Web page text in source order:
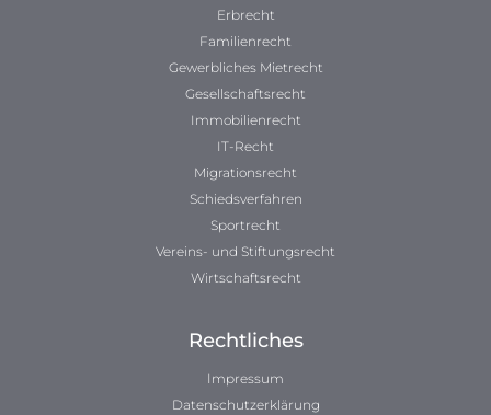
Erbrecht
Familienrecht
Gewerbliches Mietrecht
Gesellschaftsrecht
Immobilienrecht
IT-Recht
Migrationsrecht
Schiedsverfahren
Sportrecht
Vereins- und Stiftungsrecht
Wirtschaftsrecht
Rechtliches
Impressum
Datenschutzerklärung